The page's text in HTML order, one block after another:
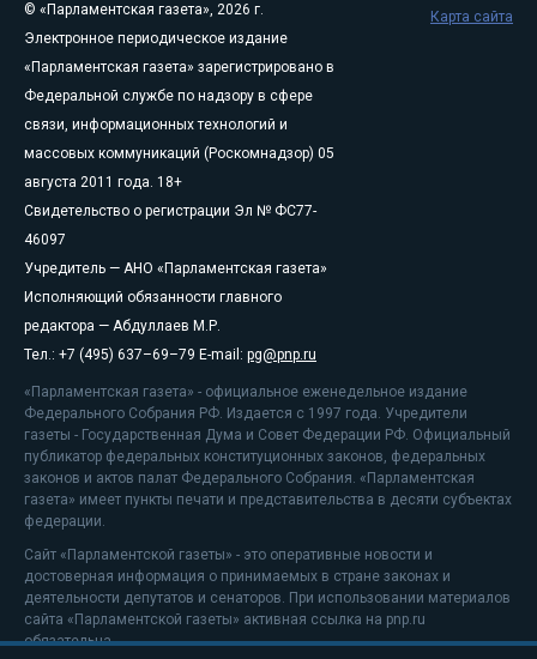
© «Парламентская газета», 2026 г.
Электронное периодическое издание
«Парламентская газета» зарегистрировано в
Федеральной службе по надзору в сфере
связи, информационных технологий и
массовых коммуникаций (Роскомнадзор) 05
августа 2011 года. 18+
Свидетельство о регистрации Эл № ФС77-
46097
Учредитель — АНО «Парламентская газета»
Исполняющий обязанности главного
редактора — Абдуллаев М.Р.
Тел.: +7 (495) 637–69–79 E-mail: pg@pnp.ru
«Парламентская газета» - официальное еженедельное издание
Федерального Собрания РФ. Издается с 1997 года. Учредители
газеты - Государственная Дума и Совет Федерации РФ. Официальный
публикатор федеральных конституционных законов, федеральных
законов и актов палат Федерального Собрания. «Парламентская
газета» имеет пункты печати и представительства в десяти субъектах
федерации.
Сайт «Парламентской газеты» - это оперативные новости и
достоверная информация о принимаемых в стране законах и
деятельности депутатов и сенаторов. При использовании материалов
сайта «Парламентской газеты» активная ссылка на pnp.ru
обязательна.
Карта сайта